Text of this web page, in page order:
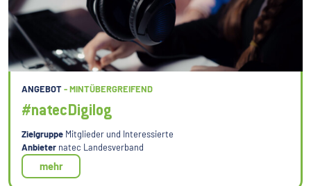
ANGEBOT- MINTÜBERGREIFEND
#natecDigilog
Zielgruppe Mitglieder und Interessierte
Anbieter natec Landesverband
mehr